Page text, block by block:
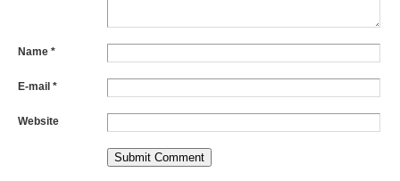
Name *
E-mail *
Website